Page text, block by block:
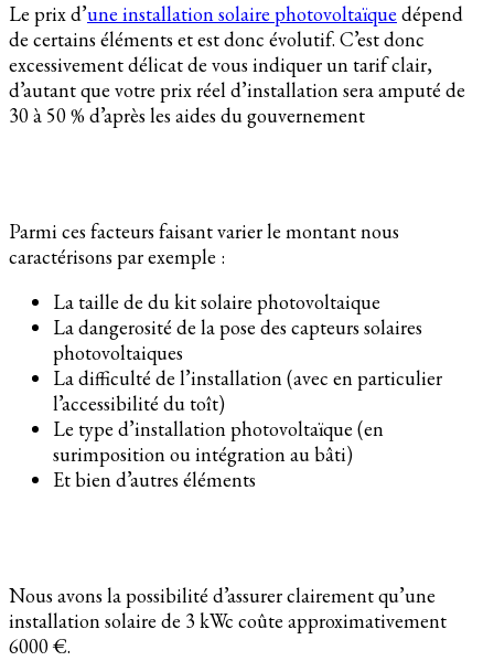
Le prix d’une installation solaire photovoltaïque dépend
de certains éléments et est donc évolutif. C’est donc
excessivement délicat de vous indiquer un tarif clair,
d’autant que votre prix réel d’installation sera amputé de
30 à 50 % d’après les aides du gouvernement
Parmi ces facteurs faisant varier le montant nous
caractérisons par exemple :
La taille de du kit solaire photovoltaique
La dangerosité de la pose des capteurs solaires
photovoltaiques
La difficulté de l’installation (avec en particulier
l’accessibilité du toît)
Le type d’installation photovoltaïque (en
surimposition ou intégration au bâti)
Et bien d’autres éléments
Nous avons la possibilité d’assurer clairement qu’une
installation solaire de 3 kWc coûte approximativement
6000 €.